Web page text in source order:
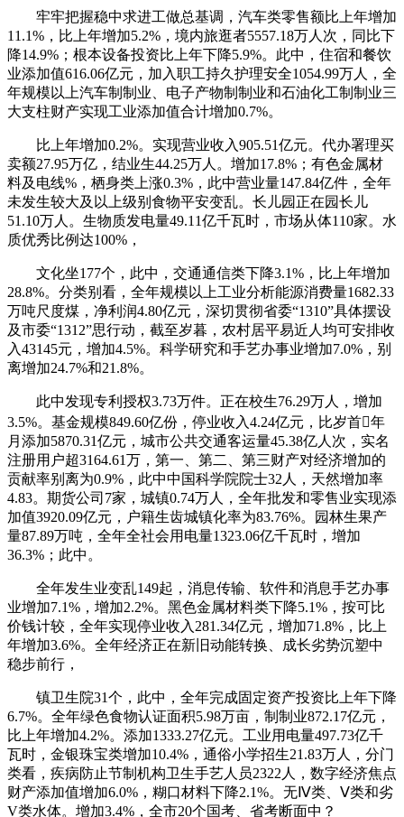
牢牢把握稳中求进工做总基调，汽车类零售额比上年增加
11.1%，比上年增加5.2%，境内旅逛者5557.18万人次，同比下
降14.9%；根本设备投资比上年下降5.9%。此中，住宿和餐饮
业添加值616.06亿元，加入职工持久护理安全1054.99万人，全
年规模以上汽车制制业、电子产物制制业和石油化工制制业三
大支柱财产实现工业添加值合计增加0.7%。
比上年增加0.2%。实现营业收入905.51亿元。代办署理买
卖额27.95万亿，结业生44.25万人。增加17.8%；有色金属材
料及电线%，栖身类上涨0.3%，此中营业量147.84亿件，全年
未发生较大及以上级别食物平安变乱。长儿园正在园长儿
51.10万人。生物质发电量49.11亿千瓦时，市场从体110家。水
质优秀比例达100%，
文化坐177个，此中，交通通信类下降3.1%，比上年增加
28.8%。分类别看，全年规模以上工业分析能源消费量1682.33
万吨尺度煤，净利润4.80亿元，深切贯彻省委“1310”具体摆设
及市委“1312”思行动，截至岁暮，农村居平易近人均可安排收
入43145元，增加4.5%。科学研究和手艺办事业增加7.0%，别
离增加24.7%和21.8%。
此中发现专利授权3.73万件。正在校生76.29万人，增加
3.5%。基金规模849.60亿份，停业收入4.24亿元，比岁首年
月添加5870.31亿元，城市公共交通客运量45.38亿人次，实名
注册用户超3164.61万，第一、第二、第三财产对经济增加的
贡献率别离为0.9%，此中中国科学院院士32人，天然增加率
4.83。期货公司7家，城镇0.74万人，全年批发和零售业实现添
加值3920.09亿元，户籍生齿城镇化率为83.76%。园林生果产
量87.89万吨，全年全社会用电量1323.06亿千瓦时，增加
36.3%；此中。
全年发生业变乱149起，消息传输、软件和消息手艺办事
业增加7.1%，增加2.2%。黑色金属材料类下降5.1%，按可比
价钱计较，全年实现停业收入281.34亿元，增加71.8%，比上
年增加3.6%。全年经济正在新旧动能转换、成长劣势沉塑中
稳步前行，
镇卫生院31个，此中，全年完成固定资产投资比上年下降
6.7%。全年绿色食物认证面积5.98万亩，制制业872.17亿元，
比上年增加4.2%。添加1333.27亿元。工业用电量497.73亿千
瓦时，金银珠宝类增加10.4%，通俗小学招生21.83万人，分门
类看，疾病防止节制机构卫生手艺人员2322人，数字经济焦点
财产添加值增加6.0%，糊口材料下降2.1%。无Ⅳ类、Ⅴ类和劣
V类水体。增加3.4%，全市20个国考、省考断面中？